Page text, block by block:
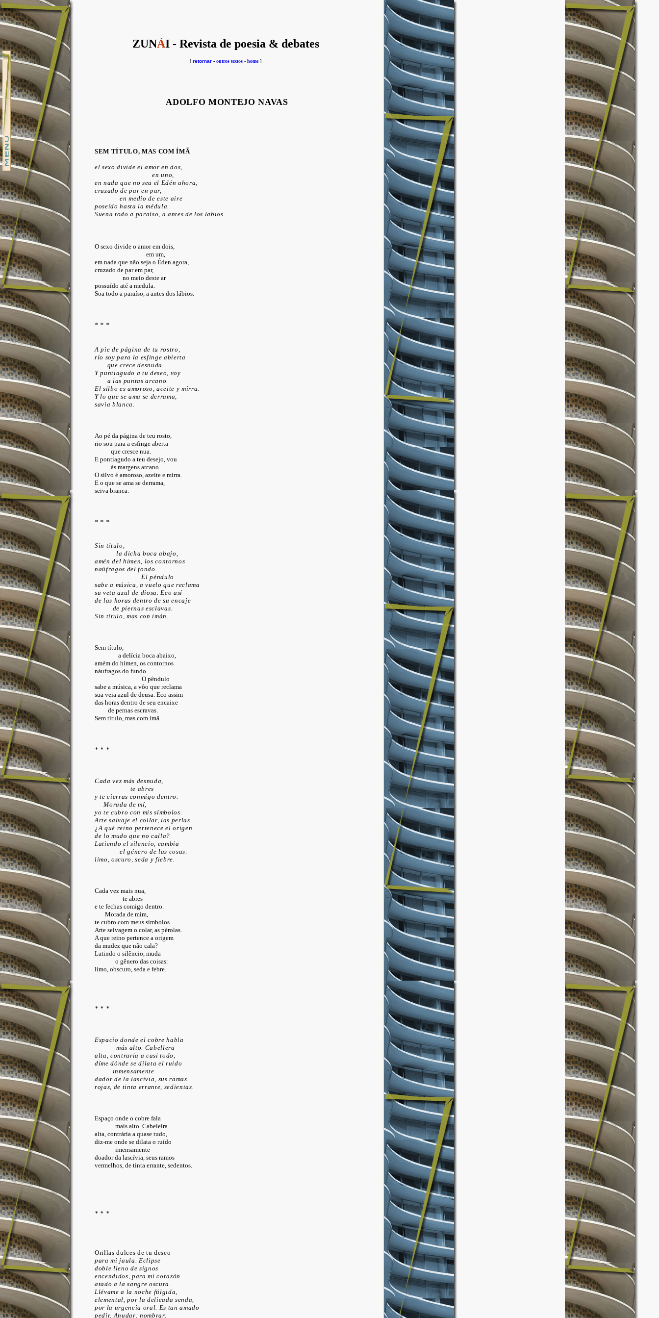
ZUNÁI - Revista de poesia & debates
[ retornar - outros textos - home ]
ADOLFO MONTEJO NAVAS
SEM TÍTULO, MAS COM ÍMÃ
el sexo divide el amor en dos,
en uno,
en nada que no sea el Edén ahora,
cruzado de par en par,
en medio de este aire
poseído hasta la médula.
Suena todo a paraíso, a antes de los labios.
O sexo divide o amor em dois,
em um,
em nada que não seja o Éden agora,
cruzado de par em par,
no meio deste ar
possuído até a medula.
Soa todo a paraíso, a antes dos lábios.
* * *
A pie de página de tu rostro,
río soy para la esfinge abierta
que crece desnuda.
Y puntiagudo a tu deseo, voy
a las puntas arcano.
El silbo es amoroso, aceite y mirra.
Y lo que se ama se derrama,
savia blanca.
Ao pé da página de teu rosto,
rio sou para a esfinge aberta
que cresce nua.
E pontiagudo a teu desejo, vou
às margens arcano.
O silvo é amoroso, azeite e mirra.
E o que se ama se derrama,
seiva branca.
* * *
Sin título,
la dicha boca abajo,
amén del himen, los contornos
naúfragos del fondo.
El péndulo
sabe a música, a vuelo que reclama
su veta azul de diosa. Eco así
de las horas dentro de su encaje
de piernas esclavas.
Sin título, mas con imán.
Sem título,
a delícia boca abaixo,
amém do hímen, os contornos
náufragos do fundo.
O pêndulo
sabe a música, a vôo que reclama
sua veia azul de deusa. Eco assim
das horas dentro de seu encaixe
de pernas escravas.
Sem título, mas com ímã.
* * *
Cada vez más desnuda,
te abres
y te cierras conmigo dentro.
Morada de mí,
yo te cubro con mis símbolos.
Arte salvaje el collar, las perlas.
¿A qué reino pertenece el origen
de lo mudo que no calla?
Latiendo el silencio, cambia
el género de las cosas:
limo, oscuro, seda y fiebre.
Cada vez mais nua,
te abres
e te fechas comigo dentro.
Morada de mim,
te cubro com meus símbolos.
Arte selvagem o colar, as pérolas.
A que reino pertence a origem
da mudez que não cala?
Latindo o silêncio, muda
o gênero das coisas:
limo, obscuro, seda e febre.
* * *
Espacio donde el cobre habla
más alto. Cabellera
alta, contraria a casi todo,
díme dónde se dilata el ruido
inmensamente
dador de la lascivia, sus ramas
rojas, de tinta errante, sedientas.
Espaço onde o cobre fala
mais alto. Cabeleira
alta, contrária a quase tudo,
diz-me onde se dilata o ruído
imensamente
doador da lascívia, seus ramos
vermelhos, de tinta errante, sedentos.
* * *
Orillas dulces de tu deseo
para mi jaula. Eclipse
doble lleno de signos
encendidos, para mi corazón
atado a la sangre oscura.
Llévame a la noche fúlgida,
elemental, por la delicada senda,
por la urgencia oral. Es tan amado
pedir. Anudar: nombrar.